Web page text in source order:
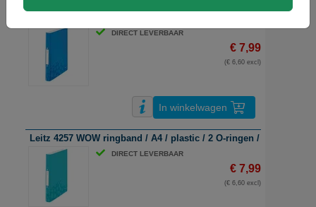
DIRECT LEVERBAAR
€ 7,99
(€ 6,60 excl)
In winkelwagen
Leitz 4257 WOW ringband / A4 / plastic / 2 O-ringen / ijsblauw
DIRECT LEVERBAAR
€ 7,99
(€ 6,60 excl)